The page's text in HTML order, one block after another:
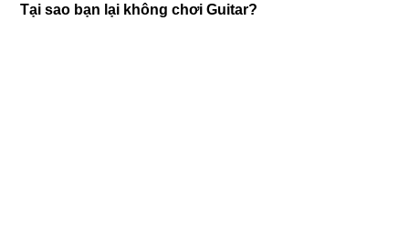
Tại sao bạn lại không chơi Guitar?